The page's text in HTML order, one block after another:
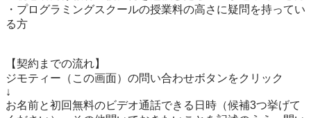
・プログラミングスクールの授業料の高さに疑問を持ってい
る方
【契約までの流れ】
ジモティー（この画面）の問い合わせボタンをクリック
↓
お名前と初回無料のビデオ通話できる日時（候補3つ挙げて